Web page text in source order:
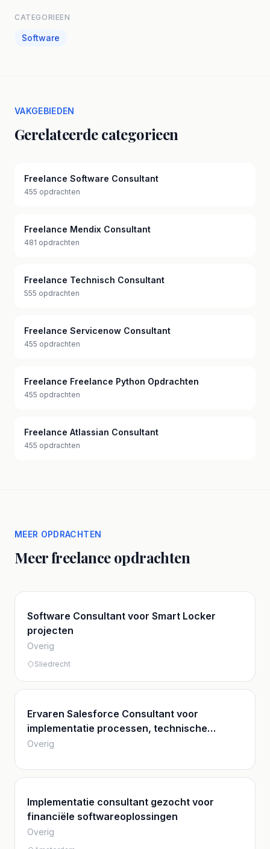
CATEGORIEEN
Software
VAKGEBIEDEN
Gerelateerde categorieen
Freelance Software Consultant
455 opdrachten
Freelance Mendix Consultant
481 opdrachten
Freelance Technisch Consultant
555 opdrachten
Freelance Servicenow Consultant
455 opdrachten
Freelance Freelance Python Opdrachten
455 opdrachten
Freelance Atlassian Consultant
455 opdrachten
MEER OPDRACHTEN
Meer freelance opdrachten
Software Consultant voor Smart Locker
projecten
Overig
Sliedrecht
Ervaren Salesforce Consultant voor
implementatie processen, technische
ontwerp, architectuur en interfaces
Overig
Implementatie consultant gezocht voor
financiële softwareoplossingen
Overig